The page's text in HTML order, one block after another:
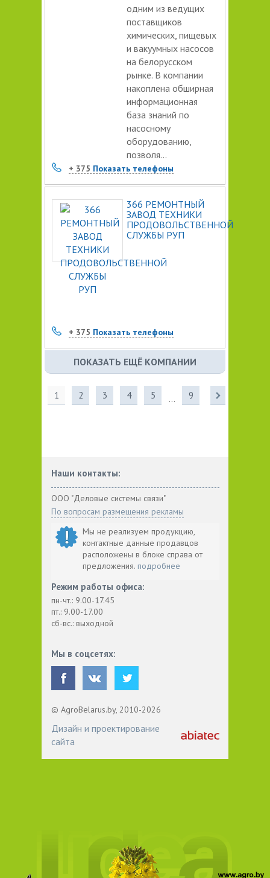
одним из ведущих
поставщиков
химических, пищевых
и вакуумных насосов
на белорусском
рынке. В компании
накоплена обширная
информационная
база знаний по
насосному
оборудованию,
позволя...
+ 375 Показать телефоны
366 РЕМОНТНЫЙ
ЗАВОД ТЕХНИКИ
ПРОДОВОЛЬСТВЕННОЙ
СЛУЖБЫ РУП
+ 375 Показать телефоны
ПОКАЗАТЬ ЕЩЁ КОМПАНИИ
1 2 3 4 5 ... 9
Наши контакты:
ООО "Деловые системы связи"
По вопросам размещения рекламы
Мы не реализуем продукцию,
контактные данные продавцов
расположены в блоке справа от
предложения. подробнее
Режим работы офиса:
пн-чт.: 9.00-17.45
пт.: 9.00-17.00
сб-вс.: выходной
Мы в соцсетях:
© AgroBelarus.by, 2010-2026
Дизайн и проектирование
сайта